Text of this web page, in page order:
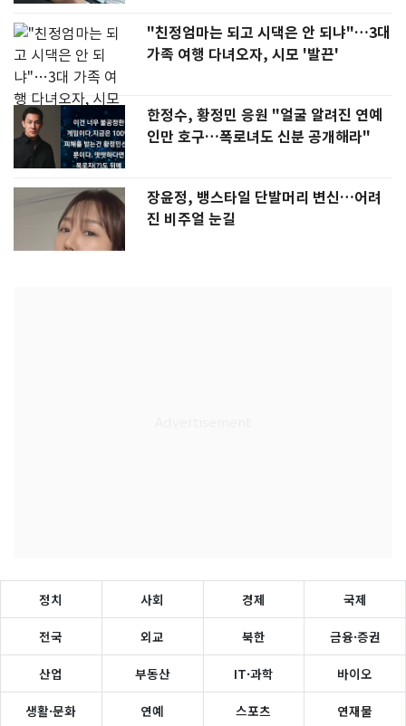
"친정엄마는 되고 시댁은 안 되냐"…3대
가족 여행 다녀오자, 시모 '발끈'
한정수, 황정민 응원 "얼굴 알려진 연예
인만 호구…폭로녀도 신분 공개해라"
장윤정, 뱅스타일 단발머리 변신…어려
진 비주얼 눈길
정치 사회 경제 국제
전국 외교 북한 금융·증권
산업 부동산 IT·과학 바이오
생활·문화 연예 스포츠 연재물